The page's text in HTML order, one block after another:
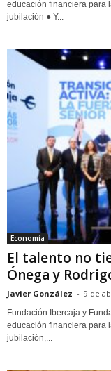
educación financiera para
jubilación ● Y...
Economía
El talento no
Ónega y
Javier González - 9 de
Fundación Ibercaja y
educación financiera para
jubilación,...